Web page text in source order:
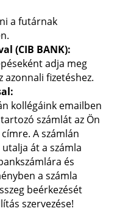
a futárnak
(CIB BANK):
adja meg
azonnali fizetéshez.
kollégáink emailben
számlát az Ön
A számlán
át a számla
és
a számla
beérkezését
szervezése!